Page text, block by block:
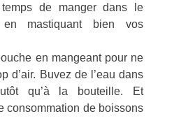
de manger dans le
mastiquant bien vos
en mangeant pour ne
d’air. Buvez de l’eau dans
qu’à la bouteille. Et
consommation de boissons